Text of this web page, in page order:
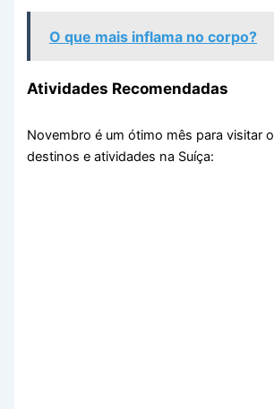
O que mais inflama no corpo?
Atividades Recomendadas
Novembro é um ótimo mês para visitar
destinos e atividades na Suíça: